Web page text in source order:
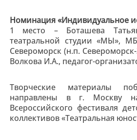
Номинация «Индивидуальное
1 место – Боташева
театральной студии
Североморск (н.п.
Волкова И.А., педагог-
Творческие материалы
направлены в г. Москву
Всероссийского фестиваля
коллективов «Театральная